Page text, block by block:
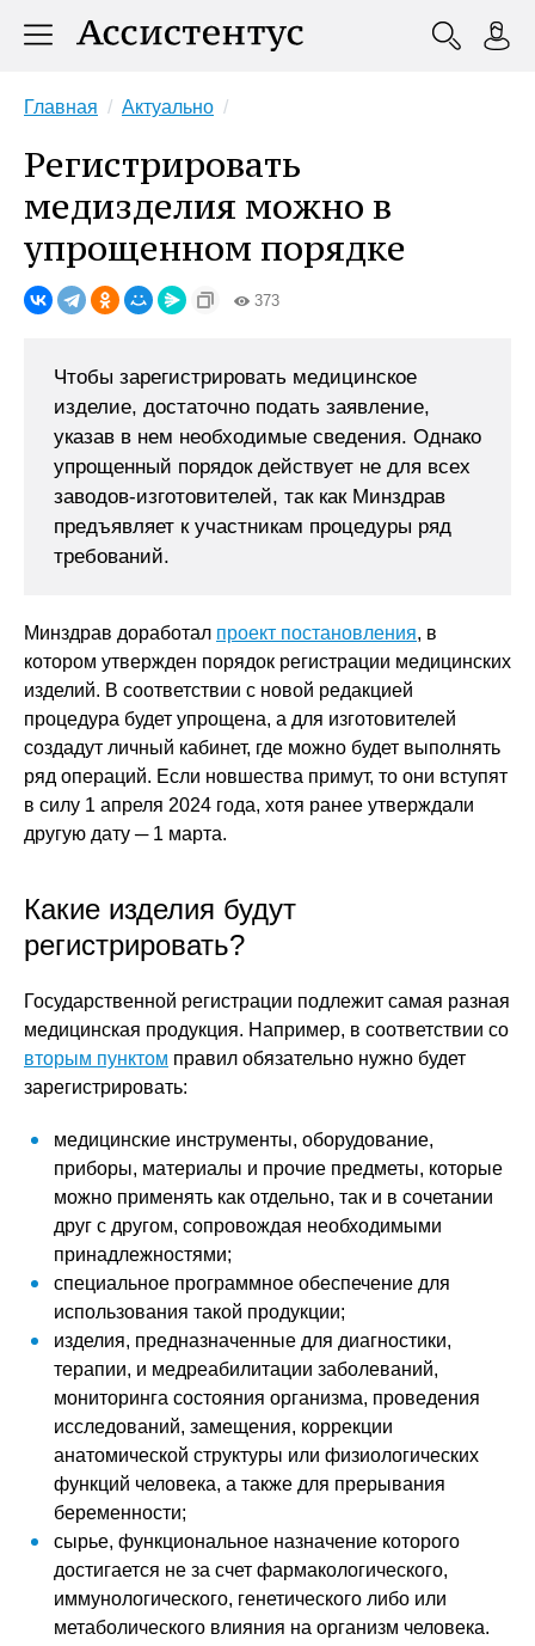
Главная Актуально
Регистрировать
медизделия можно в
упрощенном порядке
373
Чтобы зарегистрировать медицинское
изделие, достаточно подать заявление,
указав в нем необходимые сведения. Однако
упрощенный порядок действует не для всех
заводов-изготовителей, так как Минздрав
предъявляет к участникам процедуры ряд
требований.
Минздрав доработал проект постановления, в
котором утвержден порядок регистрации медицинских
изделий. В соответствии с новой редакцией
процедура будет упрощена, а для изготовителей
создадут личный кабинет, где можно будет выполнять
ряд операций. Если новшества примут, то они вступят
в силу 1 апреля 2024 года, хотя ранее утверждали
другую дату ─ 1 марта.
Какие изделия будут
регистрировать?
Государственной регистрации подлежит самая разная
медицинская продукция. Например, в соответствии со
вторым пунктом правил обязательно нужно будет
зарегистрировать:
медицинские инструменты, оборудование,
приборы, материалы и прочие предметы, которые
можно применять как отдельно, так и в сочетании
друг с другом, сопровождая необходимыми
принадлежностями;
специальное программное обеспечение для
использования такой продукции;
изделия, предназначенные для диагностики,
терапии, и медреабилитации заболеваний,
мониторинга состояния организма, проведения
исследований, замещения, коррекции
анатомической структуры или физиологических
функций человека, а также для прерывания
беременности;
сырье, функциональное назначение которого
достигается не за счет фармакологического,
иммунологического, генетического либо или
метаболического влияния на организм человека.